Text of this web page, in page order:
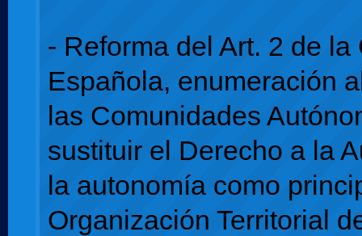
- Reforma del Art. 2 de la
Española, enumeración
las Comunidades
sustituir el Derecho a la
la autonomía como
Organización Territorial